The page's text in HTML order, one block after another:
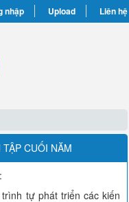
nhập Upload Liên hệ
CUỐI NĂM
tự phát triển các kiến